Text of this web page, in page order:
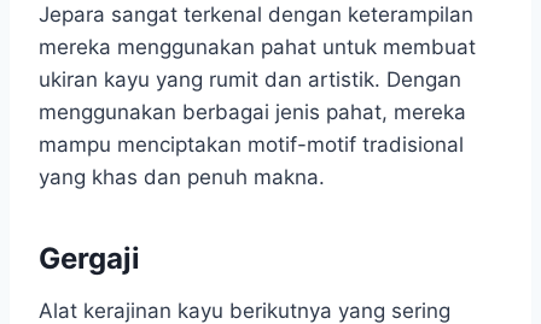
Jepara sangat terkenal dengan keterampilan
mereka menggunakan pahat untuk membuat
ukiran kayu yang rumit dan artistik. Dengan
menggunakan berbagai jenis pahat, mereka
mampu menciptakan motif-motif tradisional
yang khas dan penuh makna.
Gergaji
Alat kerajinan kayu berikutnya yang sering